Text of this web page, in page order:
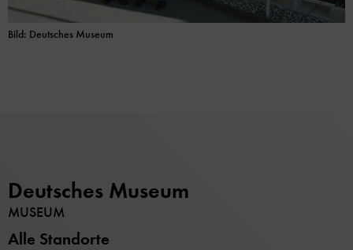
Bild: Deutsches Museum
Deutsches Museum
MUSEUM
Alle Standorte